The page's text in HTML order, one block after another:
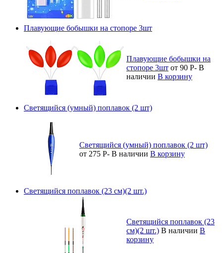
Плавующие бобышки на стопоре 3шт
Плавующие бобышки на
стопоре 3шт от 90 Р- В
наличии В корзину
Светящийся (умный) поплавок (2 шт)
Светящийся (умный) поплавок (2 шт)
от 275 Р- В наличии В корзину
Светящийся поплавок (23 см)(2 шт.)
Светящийся поплавок (23
см)(2 шт.) В наличии В
корзину